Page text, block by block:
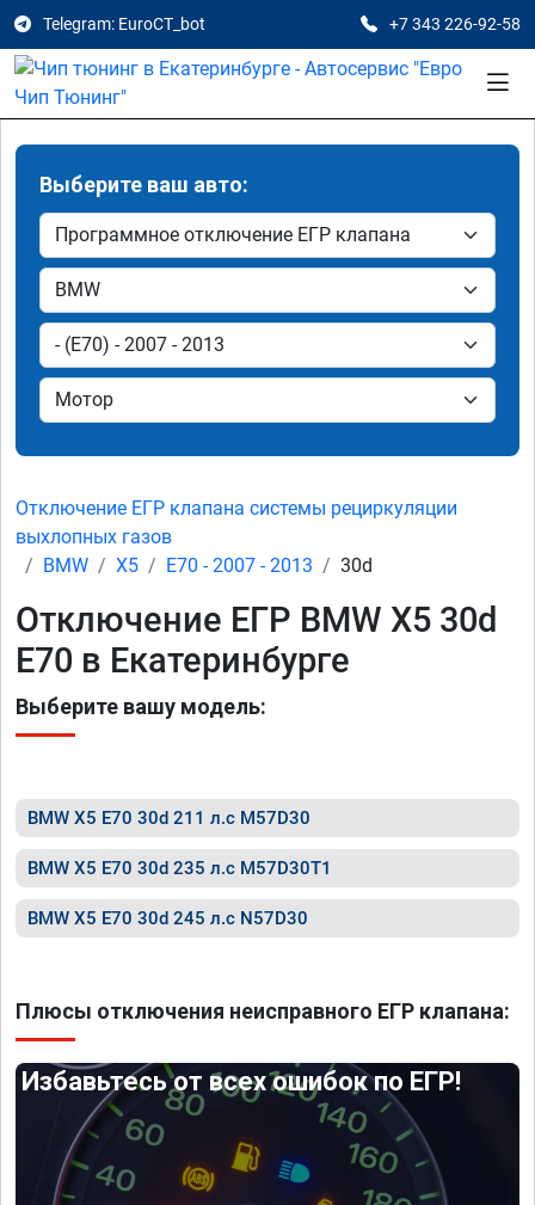
Telegram: EuroCT_bot +7 343 226-92-58
Выберите ваш авто:
Отключение ЕГР клапана системы рециркуляции
выхлопных газов
BMW
X5 E70 - 2007 - 2013 30d
Отключение ЕГР BMW X5 30d
E70 в Екатеринбурге
Выберите вашу модель:
BMW X5 E70 30d 211 л.с M57D30
BMW X5 E70 30d 235 л.с M57D30T1
BMW X5 E70 30d 245 л.с N57D30
Плюсы отключения неисправного ЕГР клапана:
Избавьтесь от всех ошибок по ЕГР!